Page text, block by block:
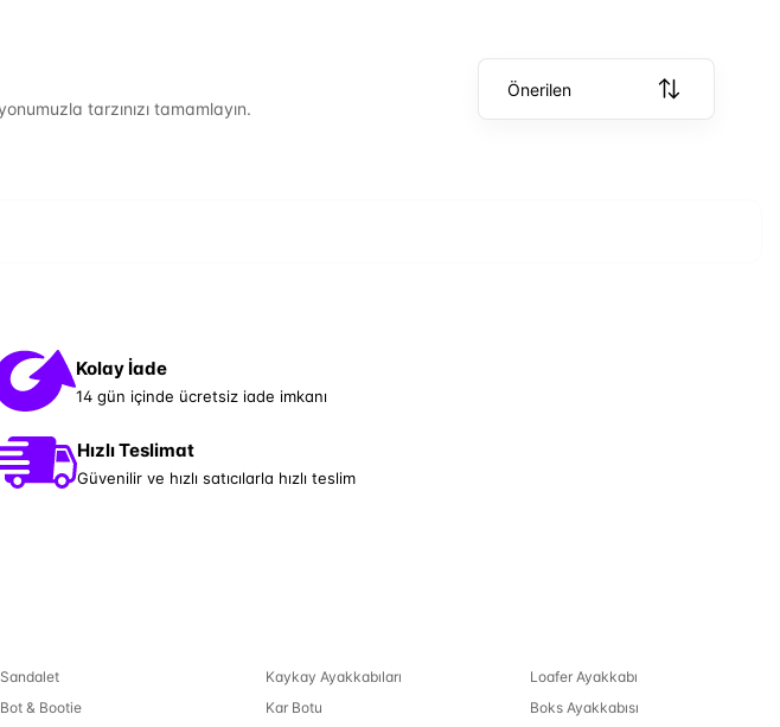
tarzınızı tamamlayın.
Önerilen
Kolay İade
14 gün içinde ücretsiz iade imkanı
Hızlı Teslimat
Güvenilir ve hızlı satıcılarla hızlı teslim
Sandalet
Bot & Bootie
Kaykay Ayakkabıları
Kar Botu
Loafer Ayakkabı
Boks Ayakkabısı